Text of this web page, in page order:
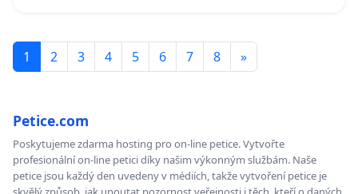
1 2 3 4 5 6 7 8 »
Petice.com
Poskytujeme zdarma hosting pro on-line petice. Vytvořte
profesionální on-line petici díky našim výkonným službám. Naše
petice jsou každý den uvedeny v médiích, takže vytvoření petice je